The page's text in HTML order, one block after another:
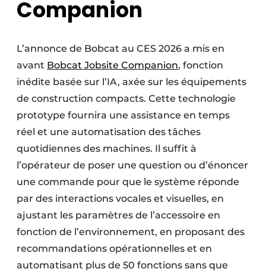
Companion
L’annonce de Bobcat au CES 2026 a mis en
avant Bobcat Jobsite Companion, fonction
inédite basée sur l’IA, axée sur les équipements
de construction compacts. Cette technologie
prototype fournira une assistance en temps
réel et une automatisation des tâches
quotidiennes des machines. Il suffit à
l’opérateur de poser une question ou d’énoncer
une commande pour que le système réponde
par des interactions vocales et visuelles, en
ajustant les paramètres de l’accessoire en
fonction de l’environnement, en proposant des
recommandations opérationnelles et en
automatisant plus de 50 fonctions sans que